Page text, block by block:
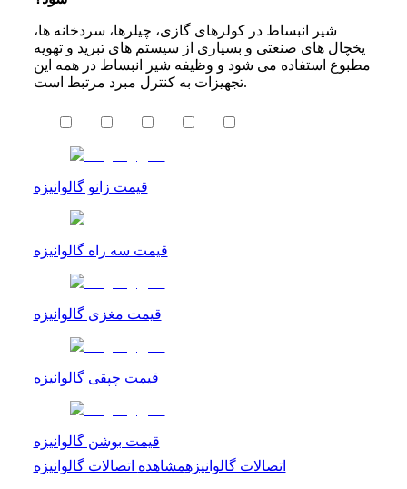
شیر انبساط در کولرهای گازی، چیلرها، سردخانه ها،
یخچال های صنعتی و بسیاری از سیستم های تبرید و تهویه
مطبوع استفاده می شود و وظیفه شیر انبساط در همه این
تجهیزات به کنترل مبرد مرتبط است.
قیمت زانو گالوانیزه
قیمت سه راه گالوانیزه
قیمت مغزی گالوانیزه
قیمت چپقی گالوانیزه
قیمت بوشن گالوانیزه
اتصالات گالوانیزهمشاهده اتصالات گالوانیزه